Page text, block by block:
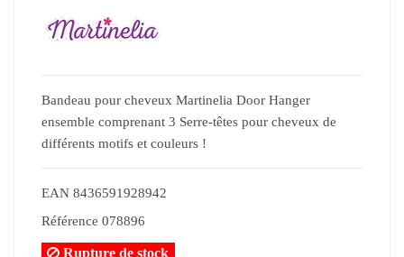
Bandeau pour cheveux Martinelia Door Hanger
ensemble comprenant 3 Serre-têtes pour cheveux de
différents motifs et couleurs !
EAN 8436591928942
Référence 078896
Rupture de stock